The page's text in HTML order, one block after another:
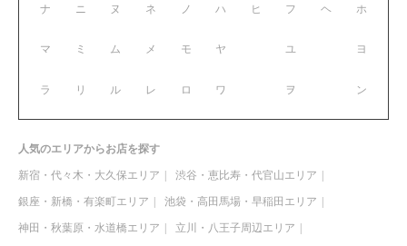
ナ ニ ヌ ネ ノ
マ ミ ム メ モ
ラ リ ル レ ロ
ハ ヒ フ ヘ ホ
ヤ ユ ヨ
ワ ヲ ン
人気のエリアからお店を探す
新宿・代々木・大久保エリア 渋谷・恵比寿・代官山エリア
銀座・新橋・有楽町エリア 池袋・高田馬場・早稲田エリア
神田・秋葉原・水道橋エリア 立川・八王子周辺エリア